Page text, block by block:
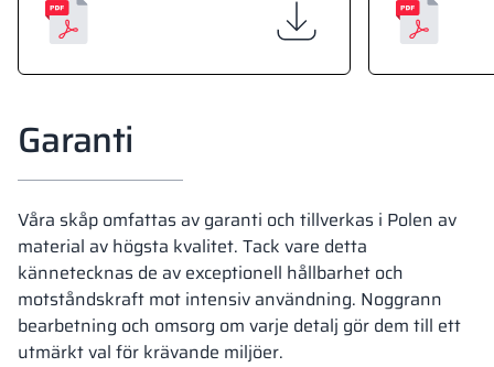
Garanti
Våra skåp omfattas av garanti och tillverkas i Polen av
material av högsta kvalitet. Tack vare detta
kännetecknas de av exceptionell hållbarhet och
motståndskraft mot intensiv användning. Noggrann
bearbetning och omsorg om varje detalj gör dem till ett
utmärkt val för krävande miljöer.